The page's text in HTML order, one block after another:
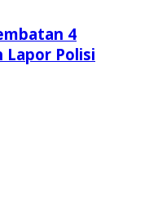
4
Lapor Polisi